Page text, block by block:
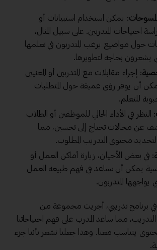
: يمكن استخدام استبيانات أو
احتياجات المتدربين. على سبيل المثال،
حول مواضيع يرغب المتدربون في تعلمها
يشعرون بحاجة لتطويرها.
: إجراء مقابلات مع المتدربين أو المعنيين
أن يوفر رؤى عميقة حول المتطلبات
للتعلم.
: النظر في الأداء الحالي للموظفين أو الطلاب
عن مجالات تحتاج إلى تحسين، مما
محتوى التدريب المطلوب.
: في بعض الأحيان، زيارة أماكن العمل أو
يمكن أن تساعد في فهم طبيعة العمل
يواجهها المتدربون.
برنامج تدريبي، أجريت مجموعة من
التدريب، مما ساعد المدرب على فهم احتياجاتنا
يتناسب معنا. وهذا جعلنا نشعر بأننا جزء